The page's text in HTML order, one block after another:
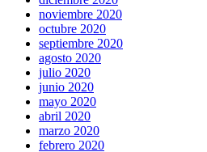
noviembre 2020
octubre 2020
septiembre 2020
agosto 2020
julio 2020
junio 2020
mayo 2020
abril 2020
marzo 2020
febrero 2020